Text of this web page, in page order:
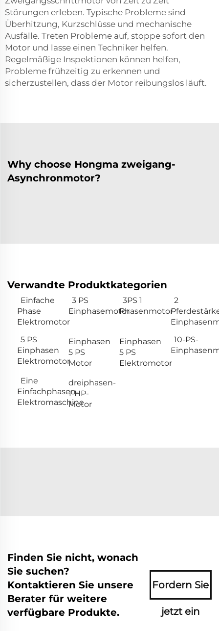
Störungen erleben. Typische Probleme sind
Überhitzung, Kurzschlüsse und mechanische
Ausfälle. Treten Probleme auf, stoppe sofort den
Motor und lasse einen Techniker helfen.
Regelmäßige Inspektionen können helfen,
Probleme frühzeitig zu erkennen und
sicherzustellen, dass der Motor reibungslos läuft.
Why choose Hongma zweigang-
Asynchronmotor?
Verwandte Produktkategorien
Einfache
Phase
Elektromotor
3 PS
Einphasemotor
3PS 1
Phasenmotor
2
5 PS
Einphasen
Elektromotor
Einphasen
5 PS
Motor
Einphasen
5 PS
Elektromotor
10-PS-
Eine
Einfachphasen-
Elektromaschine
dreiphasen-
1-HP-
Motor
Finden Sie nicht, wonach
Sie suchen?
Kontaktieren Sie unsere
Berater für weitere
verfügbare Produkte.
Fordern Sie
jetzt ein